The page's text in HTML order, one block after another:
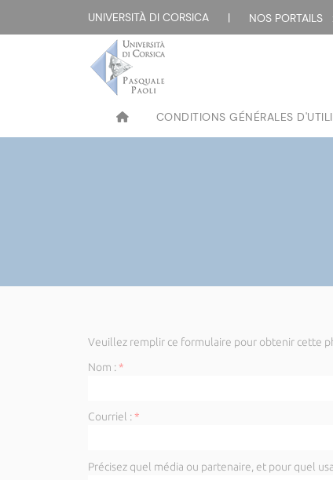
UNIVERSITÀ DI CORSICA | NOS PORTAILS :
CONDITIONS GÉNÉRALES
Veuillez remplir ce formulaire pour obtenir cette
Nom :*
Courriel :*
Précisez quel média ou partenaire, et pour quel